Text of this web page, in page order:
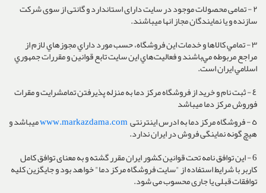
٢ - تمامی محصولات موجود در سایت دارای استاندارد و گانتی از سوی شرکت
سازنده و یا نمایندگان مجاز انها میباشند.
٣ - تمامي كالاها و خدمات اين فروشگاه، حسب مورد داراي مجوزهاي لازم از
مراجع مربوطه مي‌باشند و فعاليت‌هاي اين سايت تابع قوانين و مقررات جمهوري
اسلامي ايران است.
٤ - ثبت نام و خرید از فروشگاه مرکز دما به منزله پذیرفتن تمامشرایت و مقرات
فوروش مرکز دما میباشد
٥ - فروشگاه مرکز دما به ادرس اینترنتی
www.markazdama.comمیباشد و
هیچ گونه نماینگی فروش در ایران ندارد.
6 - این توافق نامه تحت قوانین کشور ایران مقرر گشته و به معنای توافق کامل
کاربر با شرایط استفاده از "سایت فروشگاه مرکز دما" خواهد بود و جایگزین کلیه
توافقات قبلی یا جاری محسوب می شود.